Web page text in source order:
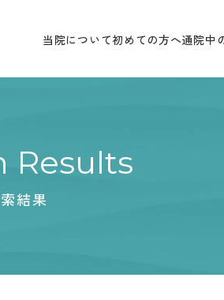
当院について初めての方へ通院中
Results
結果